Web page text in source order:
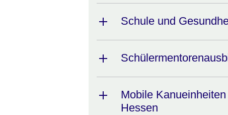
Schule und
Mobile
Hessen